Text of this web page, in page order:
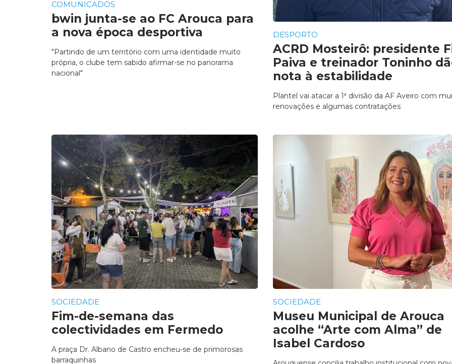
COMUNICADOS
bwin junta-se ao FC Arouca para
a nova época desportiva
"Partindo de um território com uma identidade muito
própria, o clube tem sabido afirmar-se no panorama
nacional"
DESPORTO
ACRD Mosteirô: presidente
Paiva e treinador Toninho
nota à estabilidade
Plantel vai atacar a 1ª divisão da AF Aveiro com
renovações e algumas contratações
SOCIEDADE
Fim-de-semana das
colectividades em Fermedo
A praça Dr. Albano de Castro encheu-se de primorosas
barraquinhas
SOCIEDADE
Museu Municipal de Arouca
acolhe “Arte com Alma” de
Isabel Cardoso